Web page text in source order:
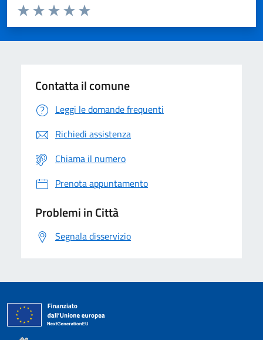
Domanda
Valuta da 1 a 5 stelle la pagina
Valuta 5 stelle su 5
Valuta 4 stelle su 5
Valuta 3 stelle su 5
Valuta 2 stelle su 5
Valuta 1 stelle su 5
Contatta il comune
Leggi le domande frequenti
Richiedi assistenza
Chiama il numero
Prenota appuntamento
Problemi in Città
Segnala disservizio